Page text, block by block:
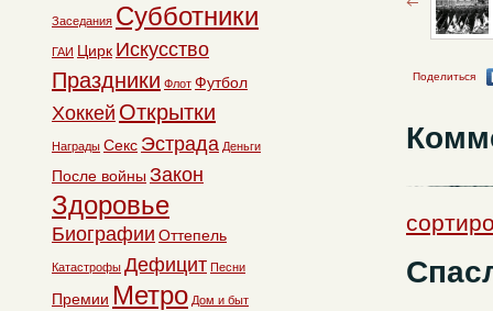
Поделиться
Заседания Субботники
ГАИ Цирк Искусство
Праздники Флот Футбол
Хоккей Открытки
Награды Секс Эстрада Деньги
После войны Закон
Здоровье
Биографии Оттепель
Катастрофы Дефицит Песни
Премии Метро Дом и быт